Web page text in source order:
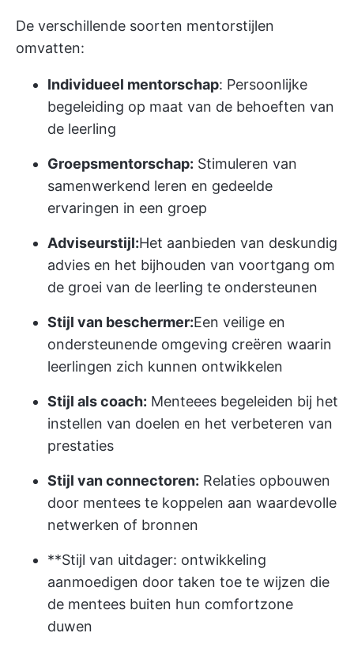
De verschillende soorten mentorstijlen
omvatten:
Individueel mentorschap: Persoonlijke
begeleiding op maat van de behoeften van
de leerling
Groepsmentorschap: Stimuleren van
samenwerkend leren en gedeelde
ervaringen in een groep
Adviseurstijl:Het aanbieden van deskundig
advies en het bijhouden van voortgang om
de groei van de leerling te ondersteunen
Stijl van beschermer:Een veilige en
ondersteunende omgeving creëren waarin
leerlingen zich kunnen ontwikkelen
Stijl als coach: Menteees begeleiden bij het
instellen van doelen en het verbeteren van
prestaties
Stijl van connectoren: Relaties opbouwen
door mentees te koppelen aan waardevolle
netwerken of bronnen
**Stijl van uitdager: ontwikkeling
aanmoedigen door taken toe te wijzen die
de mentees buiten hun comfortzone
duwen